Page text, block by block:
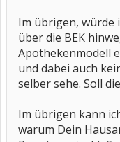
Im übrigen, würde
über die BEK
Apothekenmodell
und dabei auch
selber sehe. Soll
Im übrigen kann
warum Dein